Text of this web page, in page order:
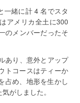
一緒に計 4 名でスタ
アメリカ全土に300
のメンバーだったそ
あり、意外とアップ
トコースはティーか
占め、地形を生かし
がしました。